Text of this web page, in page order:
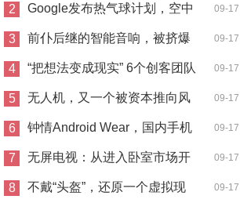
解了
2 Google发布热气球计划，空中
基站会成
09-17
3 前仆后继的智能音响，被挤爆
的入口
09-17
4 “把想法变成现实” 6个创客团队
的创
09-17
5 无人机，又一个被资本推向风
口的行
09-17
6 钟情Android Wear，国内手机
厂商的野望
09-17
7 无屏电视：从进入卧室市场开
始
09-17
8 不戴“头盔”，还原一个虚拟现 09-17